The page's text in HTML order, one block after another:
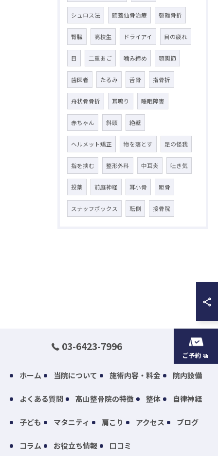
シュロス法 頭蓋仙骨治療 裂離骨折
腎臓 高校生 ドライアイ 目の疲れ
目 二重あご 噛み締め 顎関節
歯医者 たるみ 舌骨 指骨折
舟状骨骨折 耳鳴り 睡眠障害
赤ちゃん 斜頭 絶壁
ヘルメット矯正 物を落とす 足の怪我
指を挟む 整形外科 中耳炎 吐き気
投薬 前庭神経 耳小骨 距骨
スナッフボックス 転倒 接骨院
03-6423-7996
ご予約
ホーム 当院について 施術内容・料金 院内設備
よくある質問 髙山整骨院の特徴 整体 自律神経
子ども マタニティ 肩こり アクセス ブログ
コラム お役立ち情報 口コミ